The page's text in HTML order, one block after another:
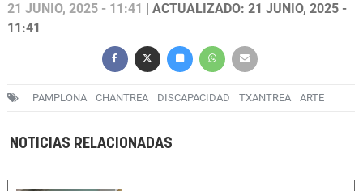
21 JUNIO, 2025 - 11:41
| ACTUALIZADO: 21 JUNIO, 2025 -
11:41
PAMPLONA CHANTREA DISCAPACIDAD TXANTREA ARTE
NOTICIAS RELACIONADAS